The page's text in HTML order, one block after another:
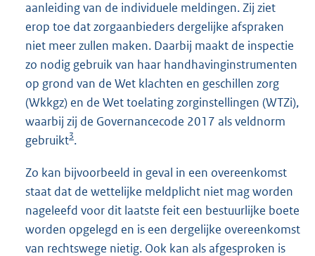
aanleiding van de individuele meldingen. Zij ziet
erop toe dat zorgaanbieders dergelijke afspraken
niet meer zullen maken. Daarbij maakt de inspectie
zo nodig gebruik van haar handhavinginstrumenten
op grond van de Wet klachten en geschillen zorg
(Wkkgz) en de Wet toelating zorginstellingen (WTZi),
waarbij zij de Governancecode 2017 als veldnorm
gebruikt3.
Zo kan bijvoorbeeld in geval in een overeenkomst
staat dat de wettelijke meldplicht niet mag worden
nageleefd voor dit laatste feit een bestuurlijke boete
worden opgelegd en is een dergelijke overeenkomst
van rechtswege nietig. Ook kan als afgesproken is